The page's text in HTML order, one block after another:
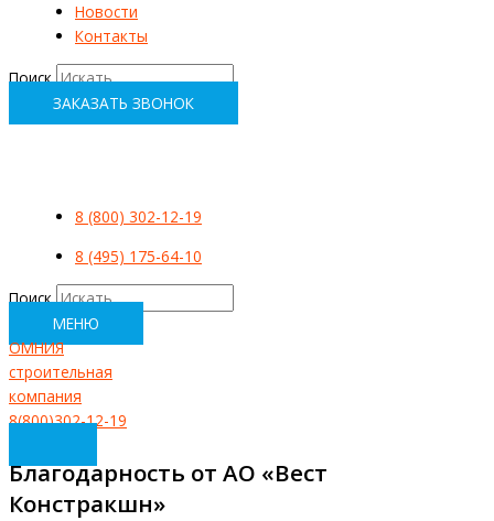
Новости
Контакты
Поиск
ЗАКАЗАТЬ ЗВОНОК
8 (800) 302-12-19
8 (495) 175-64-10
Поиск
МЕНЮ
ОМНИЯ
строительная
компания
8(800)302-12-19
Благодарность от АО «Вест
Констракшн»